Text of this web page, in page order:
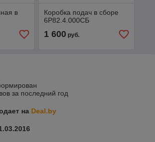
в
Коробка подач в сборе
6Р82.4.000СБ
1 600руб.
за последний год
на Deal.by